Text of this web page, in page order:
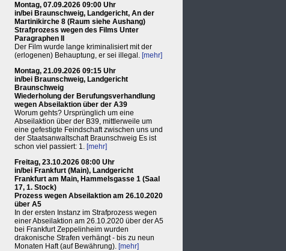
Montag, 07.09.2026 09:00 Uhr
in/bei Braunschweig, Landgericht, An der
Martinikirche 8 (Raum siehe Aushang)
Strafprozess wegen des Films Unter
Paragraphen II
Der Film wurde lange kriminalisiert mit der
(erlogenen) Behauptung, er sei illegal. [mehr]
Montag, 21.09.2026 09:15 Uhr
in/bei Braunschweig, Landgericht
Braunschweig
Wiederholung der Berufungsverhandlung
wegen Abseilaktion über der A39
Worum gehts? Ursprünglich um eine
Abseilaktion über der B39, mittlerweile um
eine gefestigte Feindschaft zwischen uns und
der Staatsanwaltschaft Braunschweig Es ist
schon viel passiert: 1. [mehr]
Freitag, 23.10.2026 08:00 Uhr
in/bei Frankfurt (Main), Landgericht
Frankfurt am Main, Hammelsgasse 1 (Saal
17, 1. Stock)
Prozess wegen Abseilaktion am 26.10.2020
über A5
In der ersten Instanz im Strafprozess wegen
einer Abseilaktion am 26.10.2020 über der A5
bei Frankfurt Zeppelinheim wurden
drakonische Strafen verhängt - bis zu neun
Monaten Haft (auf Bewährung). [mehr]